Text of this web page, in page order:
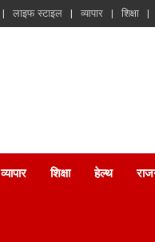
लाइफ स्टाइल व्यापार शिक्षा
व्यापार शिक्षा हेल्थ